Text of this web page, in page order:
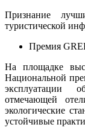
Признание
туристической
Премия
На площадке
Национальной
эксплуатации
отмечающей
экологические
устойчивые